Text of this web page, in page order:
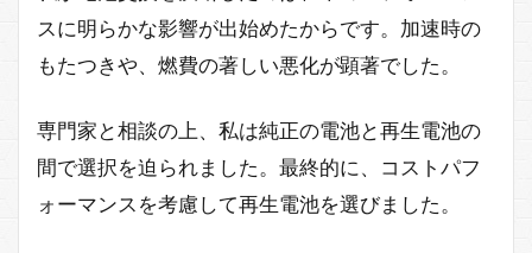
スに明らかな影響が出始めたからです。加速時の
もたつきや、燃費の著しい悪化が顕著でした。
専門家と相談の上、私は純正の電池と再生電池の
間で選択を迫られました。最終的に、コストパフ
ォーマンスを考慮して再生電池を選びました。